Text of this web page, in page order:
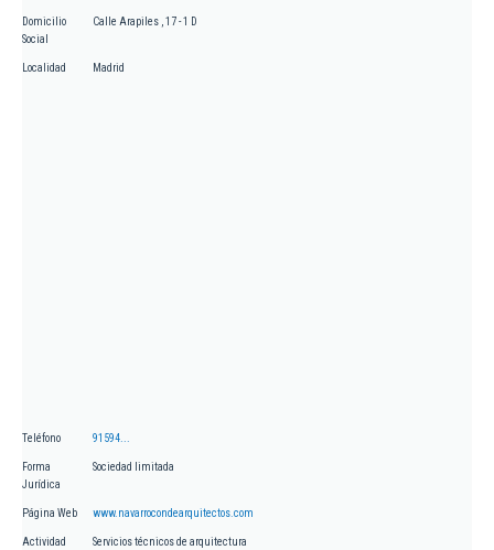
Domicilio
Social
Calle Arapiles , 17 - 1 D
Localidad Madrid
Teléfono 91594...
Forma
Jurídica
Sociedad limitada
Página Web www.navarrocondearquitectos.com
Actividad Servicios técnicos de arquitectura